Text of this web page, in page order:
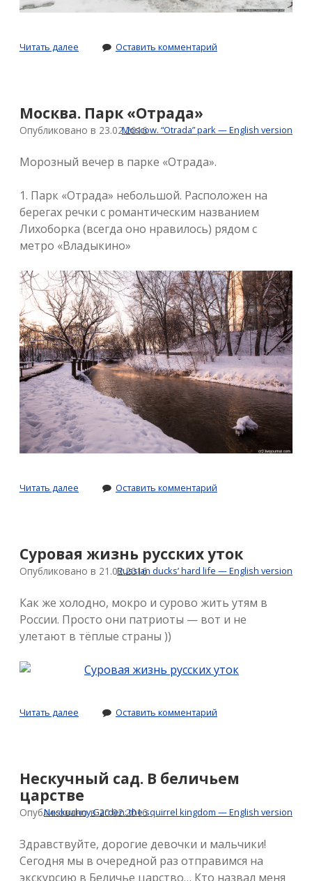
Читать далее Оставить комментарий
Москва. Парк «Отрада»
Опубликовано в 23.02.2016Moscow. “Otrada” park — English version
Морозный вечер в парке «Отрада».
1. Парк «Отрада» небольшой. Расположен на
берегах речки с романтическим названием
Лихоборка (всегда оно нравилось) рядом с
метро «Владыкино»
Читать далее Москва. Оставить комментарий
Суровая жизнь русских уток
Опубликовано в 21.02.2016Russian ducks’ hard life — English version
Как же холодно, мокро и сурово жить утям в
России. Просто они патриоты — вот и не
улетают в тёплые страны ))
Читать далее Суровая Оставить комментарий
Нескучный сад. В беличьем
царстве
Опубликовано в 20.02.2016
Neskuchny Garden: the squirrel kingdom — English version
Здравствуйте, дорогие девочки и мальчики!
Сегодня мы в очередной раз отправимся на
экскурсию в Беличье царство… Кто назвал меня